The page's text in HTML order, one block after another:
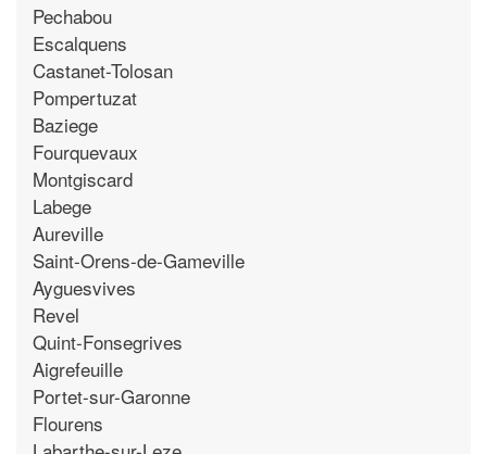
Pechabou
Escalquens
Castanet-Tolosan
Pompertuzat
Baziege
Fourquevaux
Montgiscard
Labege
Aureville
Saint-Orens-de-Gameville
Ayguesvives
Revel
Quint-Fonsegrives
Aigrefeuille
Portet-sur-Garonne
Flourens